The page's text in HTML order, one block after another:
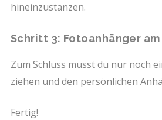
hineinzustanzen.
Schritt 3: Fotoanhänger
Zum Schluss musst du nur noch
ziehen und den persönlichen
Fertig!